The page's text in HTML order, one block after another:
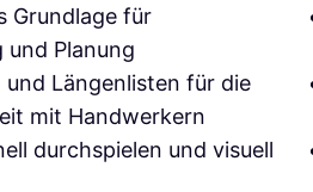
Grundlage für
und Planung
und Längenlisten für die
mit Handwerkern
durchspielen und visuell